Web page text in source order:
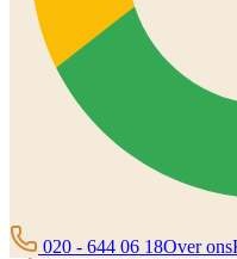
020 - 644 06 18Over ons